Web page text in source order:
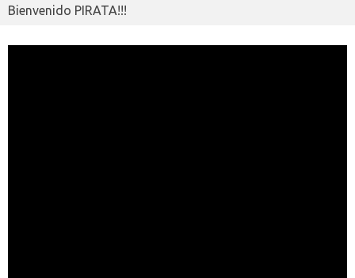
Bienvenido PIRATA!!!